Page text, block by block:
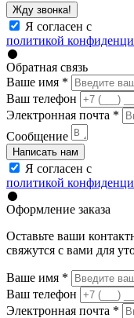
Жду звонка!
Я согласен с
политикой
Обратная связь
Ваше имя *
Ваш телефон
Электронная почта *
Сообщение
Написать нам
Я согласен с
политикой
Оформление заказа
Оставьте ваши
свяжутся с вами для
Ваше имя *
Ваш телефон
Электронная почта *